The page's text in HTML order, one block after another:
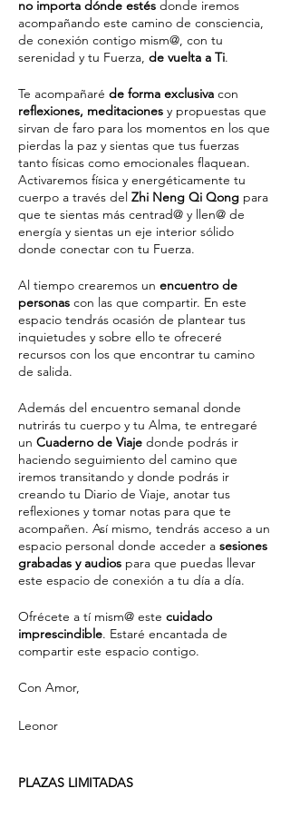
no importa dónde estés donde iremos
acompañando este camino de consciencia,
de conexión contigo mism@, con tu
serenidad y tu Fuerza, de vuelta a Ti.
Te acompañaré de forma exclusiva con
reflexiones, meditaciones y propuestas que
sirvan de faro para los momentos en los que
pierdas la paz y sientas que tus fuerzas
tanto físicas como emocionales flaquean.
Activaremos física y energéticamente tu
cuerpo a través del Zhi Neng Qi Qong para
que te sientas más centrad@ y llen@ de
energía y sientas un eje interior sólido
donde conectar con tu Fuerza.
Al tiempo crearemos un encuentro de
personas con las que compartir. En este
espacio tendrás ocasión de plantear tus
inquietudes y sobre ello te ofreceré
recursos con los que encontrar tu camino
de salida.
Además del encuentro semanal donde
nutrirás tu cuerpo y tu Alma, te entregaré
un Cuaderno de Viaje donde podrás ir
haciendo seguimiento del camino que
iremos transitando y donde podrás ir
creando tu Diario de Viaje, anotar tus
reflexiones y tomar notas para que te
acompañen. Así mismo, tendrás acceso a un
espacio personal donde acceder a sesiones
grabadas y audios para que puedas llevar
este espacio de conexión a tu día a día.
Ofrécete a tí mism@ este cuidado
imprescindible. Estaré encantada de
compartir este espacio contigo.
Con Amor,
Leonor
PLAZAS LIMITADAS